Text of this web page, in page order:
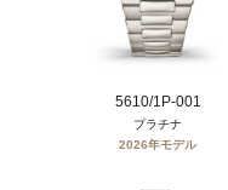
5610/1P-001
プラチナ
2026年モデル